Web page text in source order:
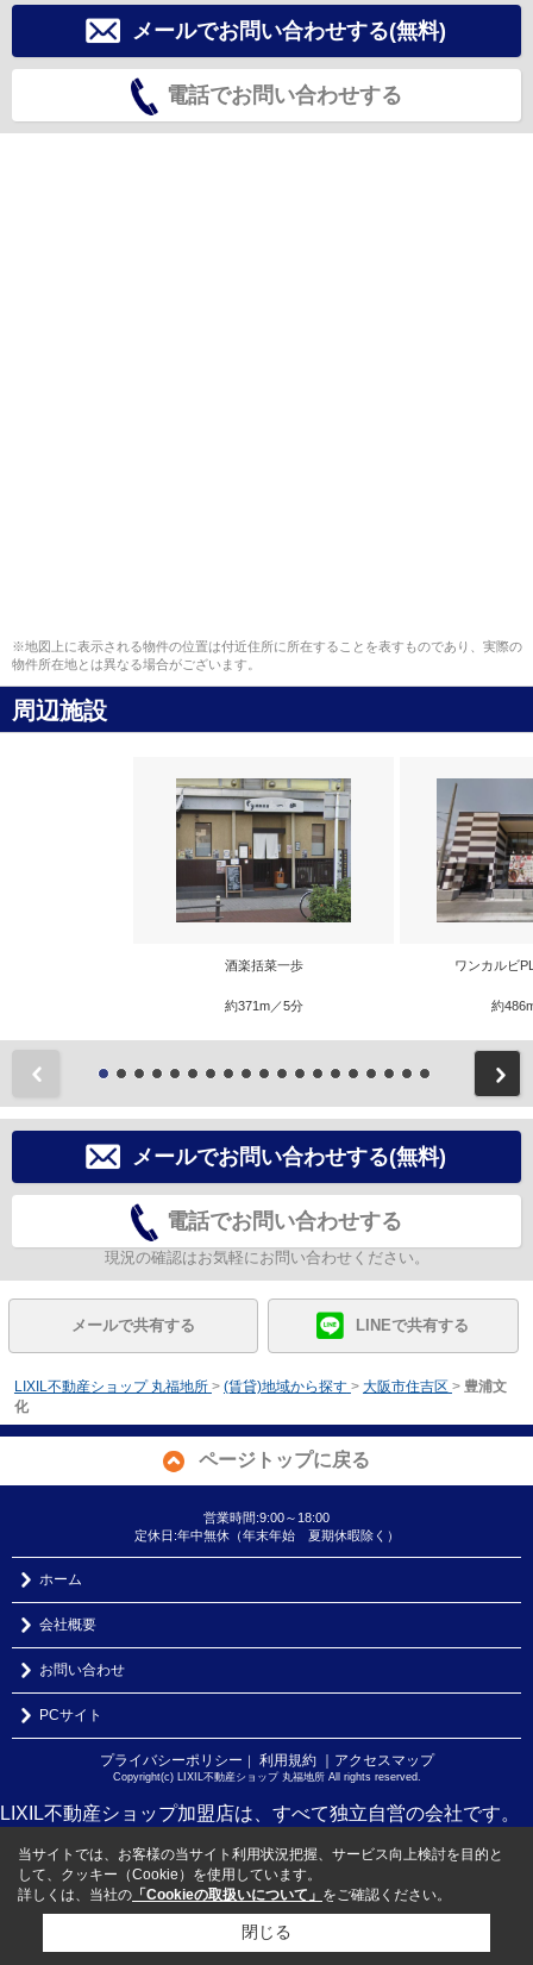
メールでお問い合わせする(無料)
電話でお問い合わせする
※地図上に表示される物件の位置は付近住所に所在することを表すものであり、実際の
物件所在地とは異なる場合がございます。
周辺施設
酒楽括菜一歩
約371m／5分
ワンカルビ
約
メールでお問い合わせする(無料)
電話でお問い合わせする
現況の確認はお気軽にお問い合わせください。
メールで共有する LINEで共有する
LIXIL不動産ショップ 丸福地所 > (賃貸)地域から探す > 大阪市住吉区 > 豊浦文
化
ページトップに戻る
営業時間:9:00～18:00
定休日:年中無休（年末年始 夏期休暇除く）
ホーム
会社概要
お問い合わせ
PCサイト
プライバシーポリシー 利用規約 ｜アクセスマップ
Copyright(c) LIXIL不動産ショップ 丸福地所 All rights reserved.
LIXIL不動産ショップ加盟店は、すべて独立自営の会社です。
当サイトでは、お客様の当サイト利用状況把握、サービス向上検討を目的と
して、クッキー（Cookie）を使用しています。
詳しくは、当社の 「Cookieの取扱いについて」 をご確認ください。
閉じる